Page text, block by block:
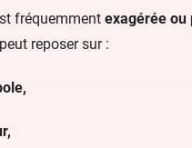
fréquemment exagérée ou
reposer sur :